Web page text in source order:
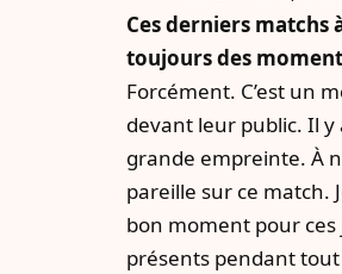
Ces derniers
toujours des
Forcément. C’est un
devant leur public. Il
grande empreinte. À
pareille sur ce match.
bon moment pour
présents pendant tout